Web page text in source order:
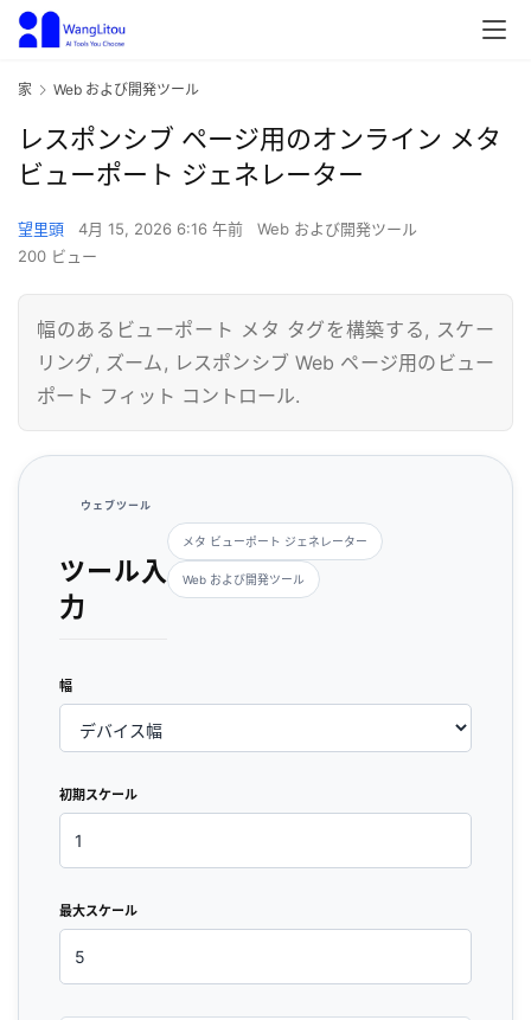
家 Web および開発ツール
レスポンシブ ページ用のオンライン メタ
ビューポート ジェネレーター
望里頭 4月 15, 2026 6:16 午前
Web および開発ツール
200 ビュー
幅のあるビューポート メタ タグを構築する, スケー
リング, ズーム, レスポンシブ Web ページ用のビュー
ポート フィット コントロール.
ウェブツール
ツール入
力
メタ ビューポート ジェネレーター
Web および開発ツール
幅
初期スケール
最大スケール